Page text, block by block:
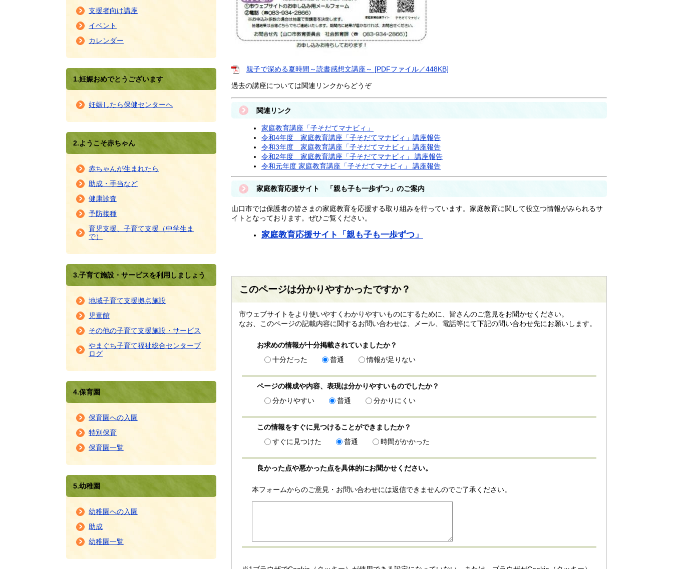
支援者向け講座
イベント
カレンダー
1.妊娠おめでとうございます
妊娠したら保健センターへ
2.ようこそ赤ちゃん
赤ちゃんが生まれたら
助成・手当など
健康診査
予防接種
育児支援、子育て支援（中学生ま
で）
3.子育て施設・サービスを利用しましょう
地域子育て支援拠点施設
児童館
その他の子育て支援施設・サービス
やまぐち子育て福祉総合センターブ
ログ
4.保育園
保育園への入園
特別保育
保育園一覧
5.幼稚園
幼稚園への入園
助成
幼稚園一覧
親子で深める夏時間～読書感想文講座～ [PDFファイル／448KB]
過去の講座については関連リンクからどうぞ
関連リンク
家庭教育講座「子そだてマナビィ」
令和4年度 家庭教育講座「子そだてマナビィ」講座報告
令和3年度 家庭教育講座「子そだてマナビィ」講座報告
令和2年度 家庭教育講座「子そだてマナビィ」 講座報告
令和元年度 家庭教育講座「子そだてマナビィ」 講座報告
家庭教育応援サイト 「親も子も一歩ずつ」のご案内
山口市では保護者の皆さまの家庭教育を応援する取り組みを行っています。家庭教育に関して役立つ情報がみられるサ
イトとなっております。ぜひご覧ください。
家庭教育応援サイト「親も子も一歩ずつ」
このページは分かりやすかったですか？
市ウェブサイトをより使いやすくわかりやすいものにするために、皆さんのご意見をお聞かせください。
なお、このページの記載内容に関するお問い合わせは、メール、電話等にて下記の問い合わせ先にお願いします。
お求めの情報が十分掲載されていましたか？
十分だった
普通 情報が足りない
ページの構成や内容、表現は分かりやすいものでしたか？
分かりやすい
普通 分かりにくい
この情報をすぐに見つけることができましたか？
すぐに見つけた
普通 時間がかかった
良かった点や悪かった点を具体的にお聞かせください。
本フォームからのご意見・お問い合わせには返信できませんのでご了承ください。